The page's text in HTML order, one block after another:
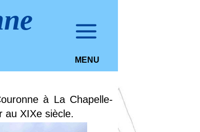
MENU
à La Chapelle-
au XIXe siècle.